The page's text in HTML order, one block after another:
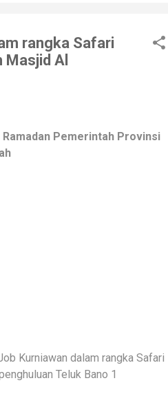
rangka Safari
Al
Pemerintah Provinsi
Kurniawan dalam rangka Safari
Teluk Bano 1